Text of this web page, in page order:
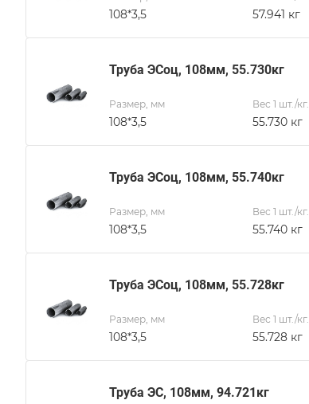
108*3,5 57.941 кг
Труба ЭСоц, 108мм, 55.730кг
Размер, мм
108*3,5
Вес 1 шт./кг.
55.730 кг
Труба ЭСоц, 108мм, 55.740кг
Размер, мм
108*3,5
Вес 1 шт./кг.
55.740 кг
Труба ЭСоц, 108мм, 55.728кг
Размер, мм
108*3,5
Вес 1 шт./кг.
55.728 кг
Труба ЭС, 108мм, 94.721кг